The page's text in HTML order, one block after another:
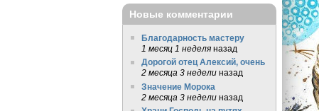
Новые комментарии
Благодарность мастеру
1 месяц 1 неделяназад
Дорогой отец Алексий, очень
2 месяца 3 неделиназад
Значение Морока
2 месяца 3 неделиназад